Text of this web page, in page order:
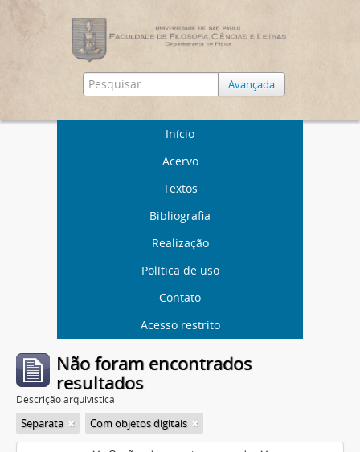
Avançada
Início
Acervo
Textos
Bibliografia
Realização
Política de uso
Contato
Acesso restrito
Não foram encontrados
resultados
Descrição arquivística
Separata Com objetos digitais